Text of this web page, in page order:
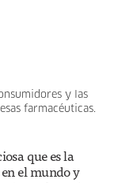
y las
farmacéuticas.
que es la
el mundo y